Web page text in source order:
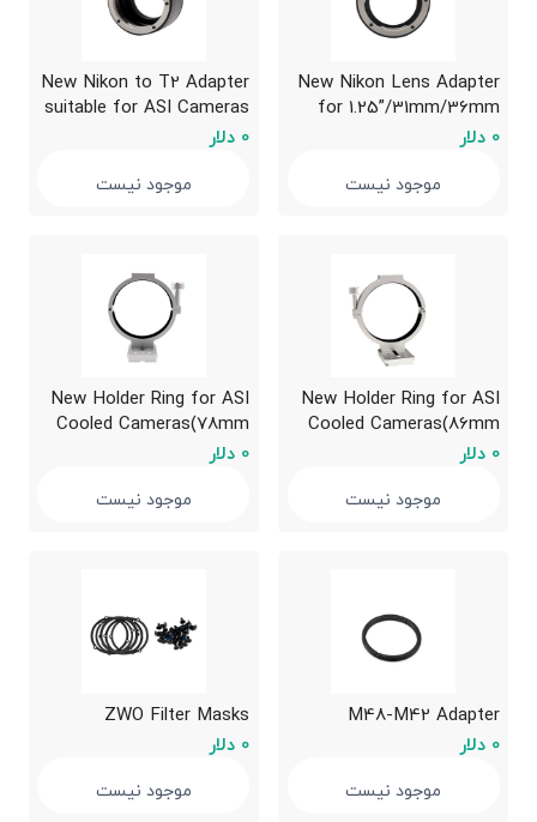
New Nikon Lens Adapter
for 1.25”/31mm/36mm
filter wheel
0 دلار
موجود نیست
New Nikon to T2 Adapter
suitable for ASI Cameras
0 دلار
موجود نیست
New Holder Ring for ASI
Cooled Cameras(86mm
diameter)
0 دلار
موجود نیست
New Holder Ring for ASI
Cooled Cameras(78mm
diameter)
0 دلار
موجود نیست
M48-M42 Adapter
0 دلار
موجود نیست
ZWO Filter Masks
0 دلار
موجود نیست